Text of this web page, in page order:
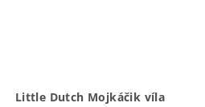
Little Dutch Mojkáčik víla